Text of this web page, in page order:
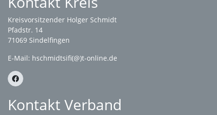
Kreisvorsitzender Holger Schmidt
Pfadstr. 14
71069 Sindelfingen
E-Mail: hschmidtsifi(@)t-online.de
Kontakt Verband